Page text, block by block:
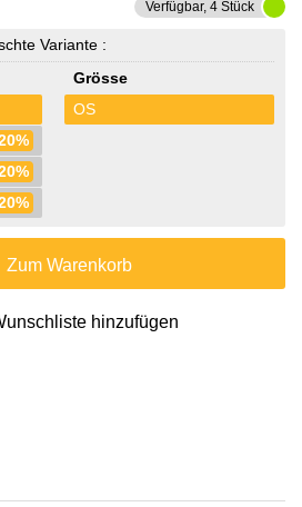
Verfügbar, 4 Stück
Variante :
Grösse
OS
Zum Warenkorb
hinzufügen